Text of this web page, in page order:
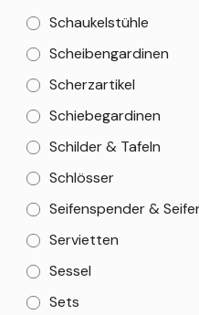
Schaukelstühle
Scheibengardinen
Scherzartikel
Schiebegardinen
Schilder & Tafeln
Schlösser
Seifenspender &
Servietten
Sessel
Sets